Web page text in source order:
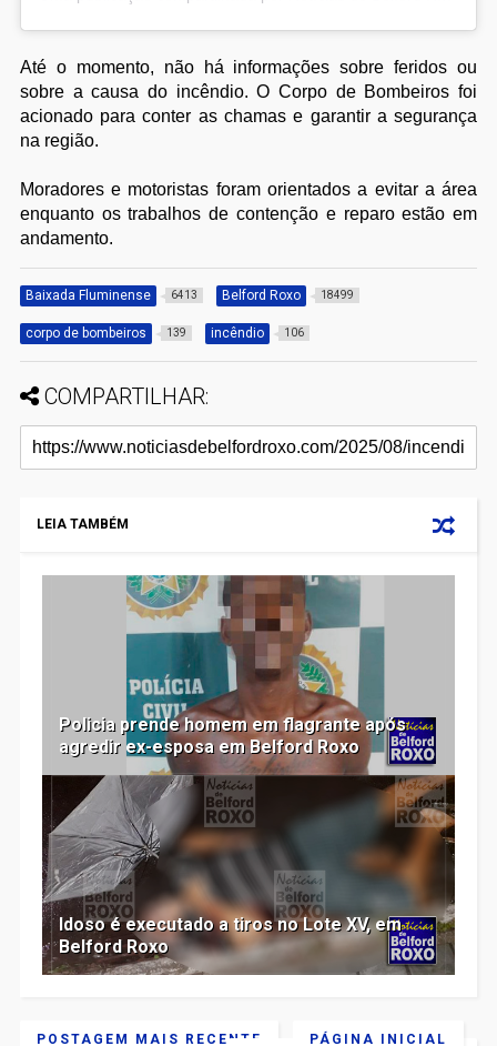
Até o momento, não há informações sobre feridos ou
sobre a causa do incêndio. O Corpo de Bombeiros foi
acionado para conter as chamas e garantir a segurança
na região.
Moradores e motoristas foram orientados a evitar a área
enquanto os trabalhos de contenção e reparo estão em
andamento.
Baixada Fluminense 6413 Belford Roxo 18499
corpo de bombeiros 139 incêndio 106
COMPARTILHAR:
LEIA TAMBÉM
Policia prende homem em flagrante após
agredir ex-esposa em Belford Roxo
Idoso é executado a tiros no Lote XV, em
Belford Roxo
POSTAGEM MAIS RECENTE PÁGINA INICIAL